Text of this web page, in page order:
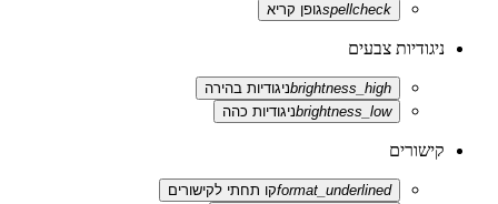
spellcheckגופן קריא
ניגודיות צבעים
brightness_highניגודיות בהירה
brightness_lowניגודיות כהה
קישורים
format_underlinedקו תחתי לקישורים